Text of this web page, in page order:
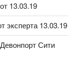
13.03.19
эксперта 13.03.19
Сити